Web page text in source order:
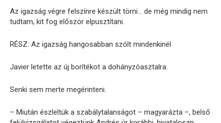
Az igazság végre felszínre készült törni… de még mindig nem
tudtam, kit fog először elpusztítani.
RÉSZ: Az igazság hangosabban szólt mindenkinél
Javier letette az új borítékot a dohányzóasztalra.
Senki sem merte megérinteni.
– Miután észleltük a szabálytalanságot – magyarázta –, belső